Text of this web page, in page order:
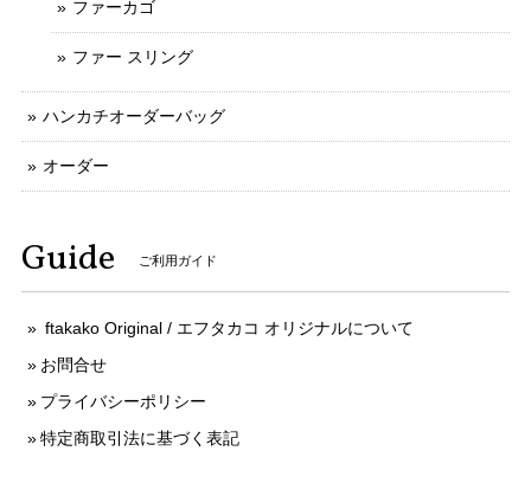
ファーカゴ
ファー スリング
ハンカチオーダーバッグ
オーダー
Guide ご利用ガイド
ftakako Original / エフタカコ オリジナルについて
お問合せ
プライバシーポリシー
特定商取引法に基づく表記